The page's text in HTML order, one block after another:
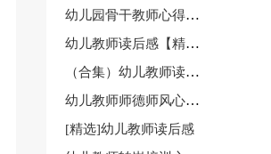
幼儿园骨干教师心得体会通用[15篇]
幼儿教师读后感【精华】
（合集）幼儿教师读后感
幼儿教师师德师风心得体会15篇(热)
[精选]幼儿教师读后感